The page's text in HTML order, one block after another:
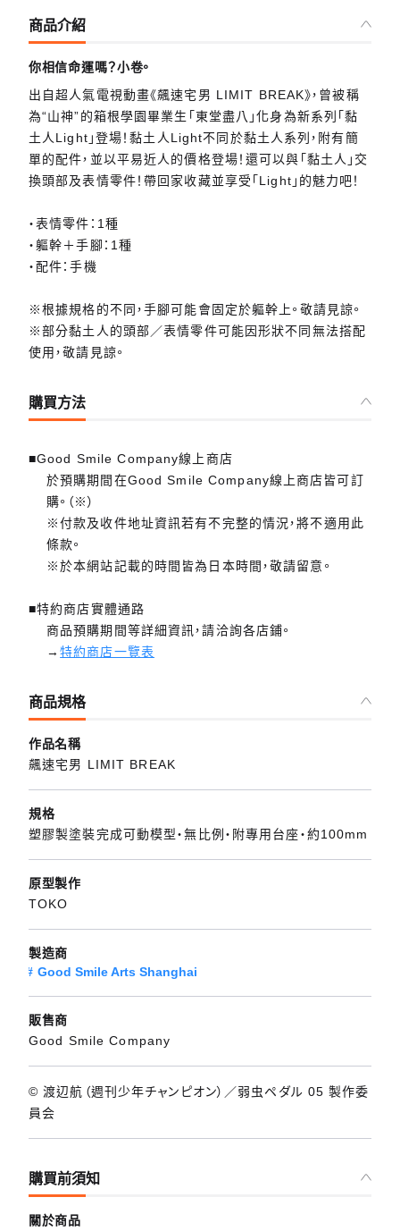
商品介紹
你相信命運嗎？小卷。
出自超人氣電視動畫《飆速宅男 LIMIT BREAK》，曾被稱
為“山神”的箱根學園畢業生「東堂盡八」化身為新系列「黏
土人Light」登場！黏土人Light不同於黏土人系列，附有簡
單的配件，並以平易近人的價格登場！還可以與「黏土人」交
換頭部及表情零件！帶回家收藏並享受「Light」的魅力吧！
・表情零件：1種
・軀幹＋手腳：1種
・配件：手機
※根據規格的不同，手腳可能會固定於軀幹上。敬請見諒。
※部分黏土人的頭部／表情零件可能因形狀不同無法搭配
使用，敬請見諒。
購買方法
■Good Smile Company線上商店
於預購期間在Good Smile Company線上商店皆可訂
購。（※）
※付款及收件地址資訊若有不完整的情況，將不適用此
條款。
※於本網站記載的時間皆為日本時間，敬請留意。
■特約商店實體通路
商品預購期間等詳細資訊，請洽詢各店鋪。
→特約商店一覽表
商品規格
作品名稱
飆速宅男 LIMIT BREAK
規格
塑膠製塗裝完成可動模型・無比例・附專用台座・約100mm
原型製作
TOKO
製造商
Good Smile Arts Shanghai
販售商
Good Smile Company
© 渡辺航（週刊少年チャンピオン）／弱虫ペダル 05 製作委
員会
購買前須知
關於商品